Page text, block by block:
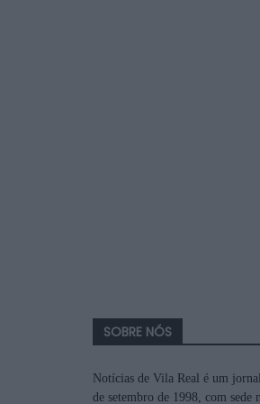
SOBRE NÓS
Notícias de Vila Real é um
de setembro de 1998, com sede